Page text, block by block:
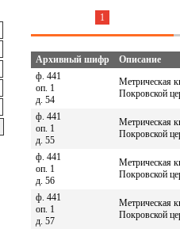
1
Архивный шифр
Описание
ф. 441
оп. 1
д. 54
Метрическая
Покровской
ф. 441
оп. 1
д. 55
Метрическая
Покровской
ф. 441
оп. 1
д. 56
Метрическая
Покровской
ф. 441
оп. 1
д. 57
Метрическая
Покровской